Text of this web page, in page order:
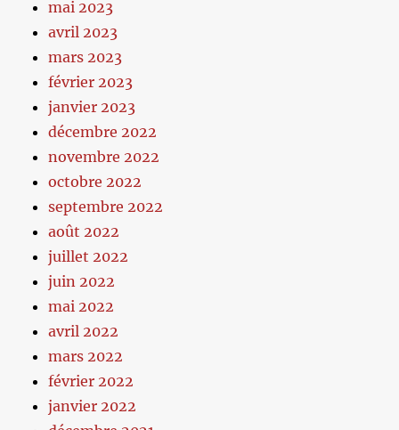
mai 2023
avril 2023
mars 2023
février 2023
janvier 2023
décembre 2022
novembre 2022
octobre 2022
septembre 2022
août 2022
juillet 2022
juin 2022
mai 2022
avril 2022
mars 2022
février 2022
janvier 2022